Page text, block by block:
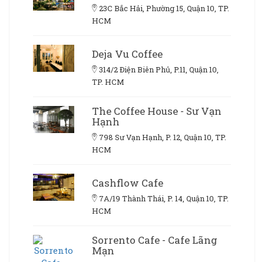
23C Bắc Hải, Phường 15, Quận 10, TP.
HCM
Deja Vu Coffee
314/2 Điện Biên Phủ, P.11, Quận 10,
TP. HCM
The Coffee House - Sư Vạn
Hạnh
798 Sư Vạn Hạnh, P. 12, Quận 10, TP.
HCM
Cashflow Cafe
7A/19 Thành Thái, P. 14, Quận 10, TP.
HCM
Sorrento Cafe - Cafe Lãng
Mạn